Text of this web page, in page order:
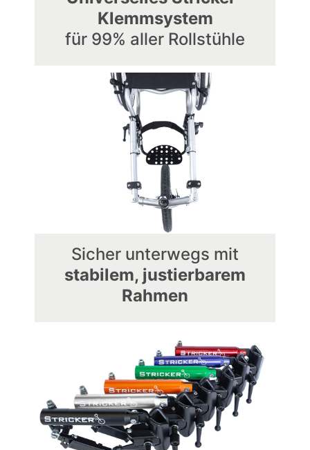
Klemmsystem
für 99% aller Rollstühle
Sicher unterwegs mit
stabilem, justierbarem
Rahmen